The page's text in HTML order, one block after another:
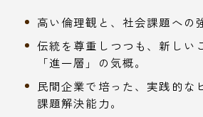
高い倫理観と、社会課題への
伝統を尊重しつつも、新しい
「進一層」の気概。
民間企業で培った、実践的な
課題解決能力。